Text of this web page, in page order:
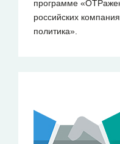
программе
российских
политика».